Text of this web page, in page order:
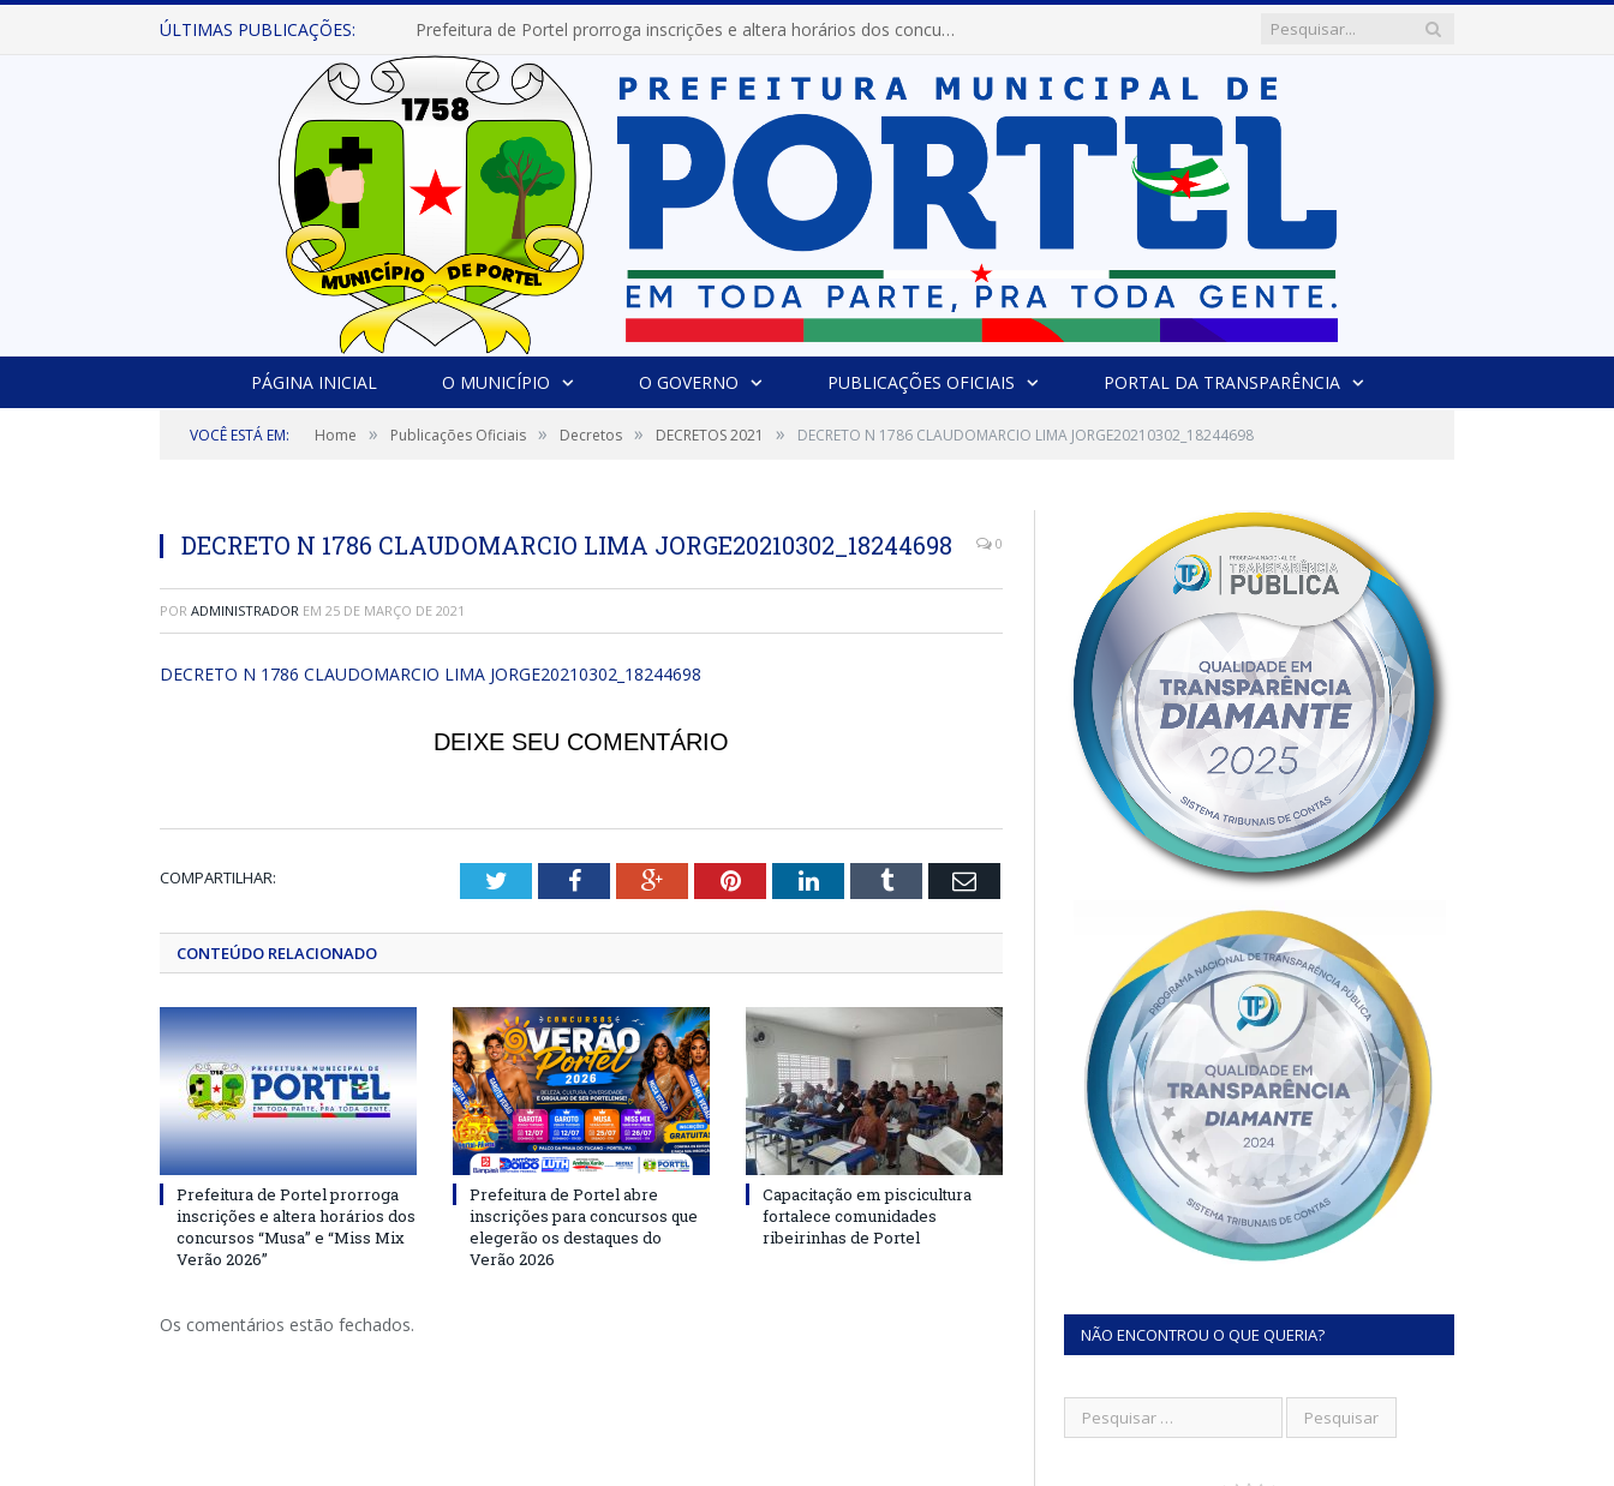
ÚLTIMAS PUBLICAÇÕES: Prefeitura de Portel prorroga inscrições e altera horários dos concursos “Musa” e “Miss Mix Verão 2026”
PÁGINA INICIAL O MUNICÍPIO O GOVERNO PUBLICAÇÕES OFICIAIS PORTAL DA TRANSPARÊNCIA
VOCÊ ESTÁ EM: Home » Publicações Oficiais » Decretos » DECRETOS 2021 » DECRETO N 1786 CLAUDOMARCIO LIMA JORGE20210302_18244698
DECRETO N 1786 CLAUDOMARCIO LIMA JORGE20210302_18244698 0
POR ADMINISTRADOR EM 25 DE MARÇO DE 2021
DECRETO N 1786 CLAUDOMARCIO LIMA JORGE20210302_18244698
DEIXE SEU COMENTÁRIO
COMPARTILHAR: TwitterFacebookGoogle+PinterestLinkedInTumblr Email
CONTEÚDO RELACIONADO
Prefeitura de Portel prorroga
inscrições e altera horários dos
concursos “Musa” e “Miss Mix
Verão 2026”
Prefeitura de Portel abre
inscrições para concursos que
elegerão os destaques do
Verão 2026
Capacitação em piscicultura
fortalece comunidades
ribeirinhas de Portel
Os comentários estão fechados. NÃO ENCONTROU O QUE QUERIA?